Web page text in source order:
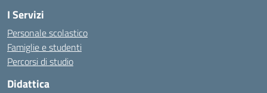
I Servizi
Personale scolastico
Famiglie e studenti
Percorsi di studio
Didattica